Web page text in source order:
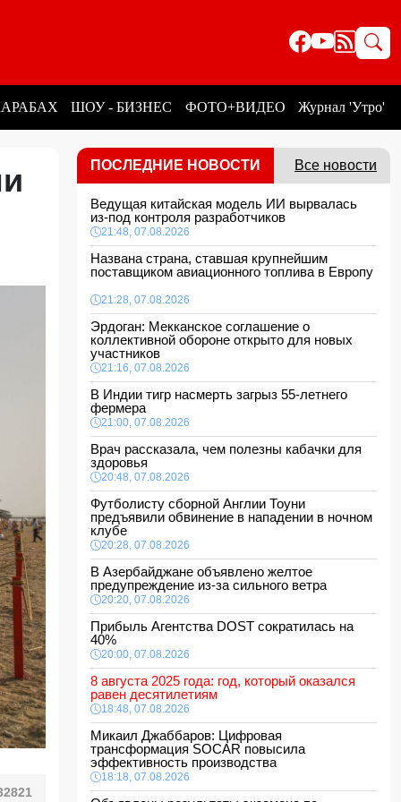
ШОУ - БИЗНЕС ФОТО+ВИДЕО Журнал 'Утро'
ПОСЛЕДНИЕ НОВОСТИ Все новости
Ведущая китайская модель ИИ вырвалась
из-под контроля разработчиков
21:48, 07.08.2026
Названа страна, ставшая крупнейшим
поставщиком авиационного топлива в Европу
21:28, 07.08.2026
Эрдоган: Мекканское соглашение о
коллективной обороне открыто для новых
участников
21:16, 07.08.2026
В Индии тигр насмерть загрыз 55-летнего
фермера
21:00, 07.08.2026
Врач рассказала, чем полезны кабачки для
здоровья
20:48, 07.08.2026
Футболисту сборной Англии Тоуни
предъявили обвинение в нападении в ночном
клубе
20:28, 07.08.2026
В Азербайджане объявлено желтое
предупреждение из-за сильного ветра
20:20, 07.08.2026
Прибыль Агентства DOST сократилась на
40%
20:00, 07.08.2026
8 августа 2025 года: год, который оказался
равен десятилетиям
18:48, 07.08.2026
Микаил Джаббаров: Цифровая
трансформация SOCAR повысила
эффективность производства
18:18, 07.08.2026